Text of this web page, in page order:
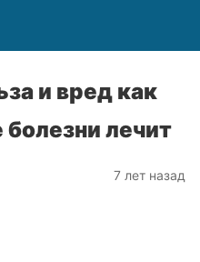
и вред как
лечит
7 лет назад